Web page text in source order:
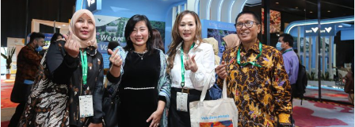
e
m
a